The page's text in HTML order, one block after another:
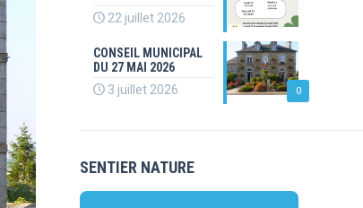
22 juillet 2026
0
CONSEIL MUNICIPAL
DU 27 MAI 2026
3 juillet 2026
SENTIER NATURE